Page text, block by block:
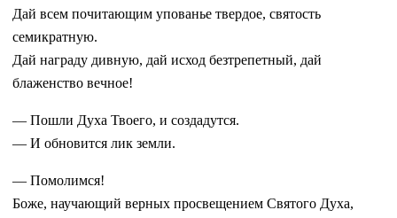
Дай всем почитающим упованье твердое, святость
семикратную.
Дай награду дивную, дай исход безтрепетный, дай
блаженство вечное!
— Пошли Духа Твоего, и создадутся.
— И обновится лик земли.
— Помолимся!
Боже, научающий верных просвещением Святого Духа,